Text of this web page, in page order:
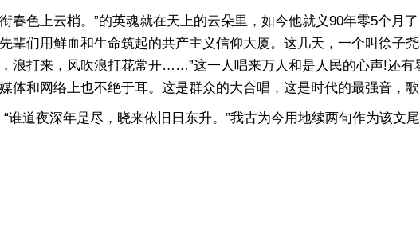
色上云梢。”的英魂就在天上的云朵里，如今他就义90年零5个月
辈们用鲜血和生命筑起的共产主义信仰大厦。这几天，一个叫徐子
浪打来，风吹浪打花常开……”这一人唱来万人和是人民的心声!还有
体和网络上也不绝于耳。这是群众的大合唱，这是时代的最强音，
夜深年是尽，晓来依旧日东升。”我古为今用地续两句作为该文尾